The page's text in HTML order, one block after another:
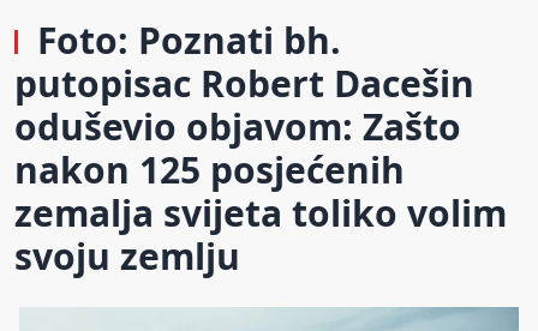
Foto: Poznati bh.
putopisac Robert Dacešin
oduševio objavom: Zašto
nakon 125 posjećenih
zemalja svijeta toliko volim
svoju zemlju